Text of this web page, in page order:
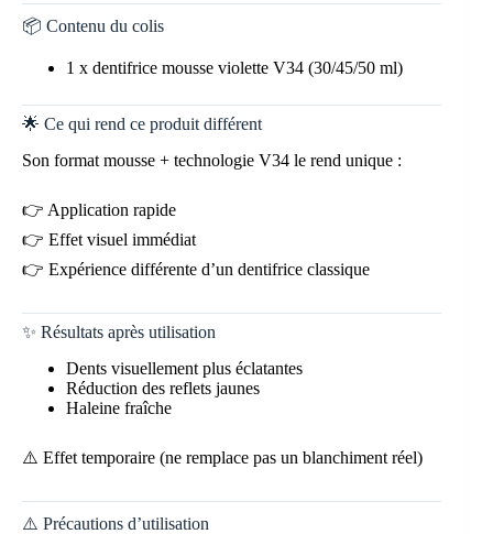
📦 Contenu du colis
1 x dentifrice mousse violette V34 (30/45/50 ml)
🌟 Ce qui rend ce produit différent
Son format mousse + technologie V34 le rend unique :
👉 Application rapide
👉 Effet visuel immédiat
👉 Expérience différente d’un dentifrice classique
✨ Résultats après utilisation
Dents visuellement plus éclatantes
Réduction des reflets jaunes
Haleine fraîche
⚠️ Effet temporaire (ne remplace pas un blanchiment réel)
⚠️ Précautions d’utilisation